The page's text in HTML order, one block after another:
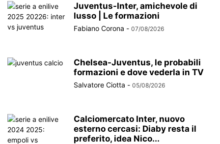
Juventus-Inter, amichevole di
lusso | Le formazioni
Fabiano Corona - 07/08/2026
Chelsea-Juventus, le probabili
formazioni e dove vederla in TV
Salvatore Ciotta - 05/08/2026
Calciomercato Inter, nuovo
esterno cercasi: Diaby resta il
preferito, idea Nico...